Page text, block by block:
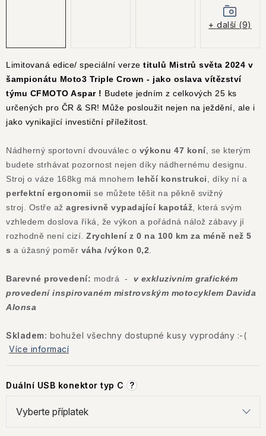
Jak nakupovat
Podmínky ochrany osobních údajů
Limitovaná edice/ speciální verze titulů Mistrů světa 2024 v
šampionátu Moto3 Triple Crown - jako oslava vítězství
týmu CFMOTO Aspar ! Budete jedním z celkových 25 ks
určených pro ČR & SR! Může posloužit nejen na ježdění, ale i
jako vynikající investiční příležitost.
Nádherný sportovní dvouválec o výkonu 47 koní, se kterým
budete strhávat pozornost nejen díky nádhernému designu.
Stroj o váze 168kg má mnohem lehčí konstrukci , díky ní a
perfektní ergonomii se můžete těšit na pěkně svižný
stroj. Ostře až agresivně vypadající kapotáž , která svým
vzhledem doslova říká, že výkon a pořádná nálož zábavy jí
rozhodně není cizí. Zrychlení z 0 na 100 km za méně než 5
s a úžasný poměr váha /výkon 0,2
Barevné provedení: modrá - v exkluzivním grafickém
provedení inspirovaném mistrovským motocyklem Davida
Alonsa
Skladem: bohužel všechny dostupné kusy vyprodány :-(
Více informací
Duální USB konektor typ C ?
+ další (9)